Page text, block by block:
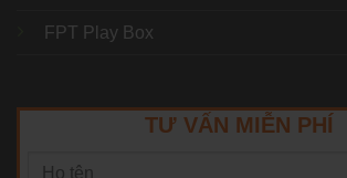
FPT Play Box
TƯ VẤN MIỄN PHÍ